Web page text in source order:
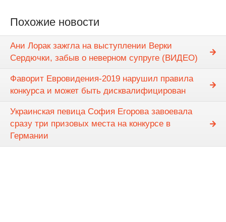
Похожие новости
Ани Лорак зажгла на выступлении Верки
Сердючки, забыв о неверном супруге (ВИДЕО)
Фаворит Евровидения-2019 нарушил правила
конкурса и может быть дисквалифицирован
Украинская певица София Егорова завоевала
сразу три призовых места на конкурсе в
Германии